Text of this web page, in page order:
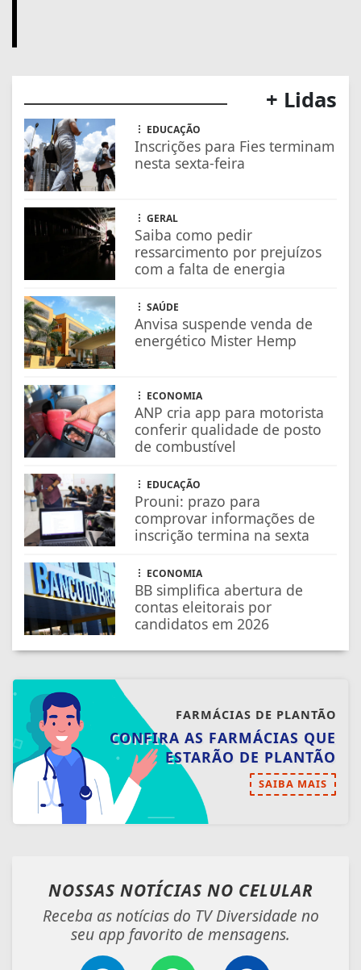
Anvisa suspende venda de
energético Mister Hemp
ANP cria app para motorista
conferir qualidade de posto
de combustível
EDUCAÇÃO
Prouni: prazo para
comprovar informações de
inscrição termina na sexta
BB simplifica abertura de
contas eleitorais por
candidatos em 2026
FARMÁCIAS DE PLANTÃO
CONFIRA AS FARMÁCIAS QUE
ESTARÃO DE PLANTÃO
SAIBA MAIS
NOSSAS NOTÍCIASNO CELULAR
Receba as notícias do TV Diversidade no
seu app favorito de mensagens.
Telegram Whatsapp